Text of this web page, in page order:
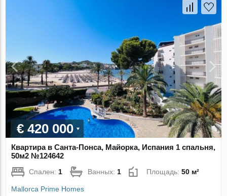
€ 420 000
Квартира в Санта-Понса, Майорка, Испания 1 спальня,
50м2 №124642
Спален: 1 Ванных: 1 Площадь:50 м²
Mallorca Prime Homes